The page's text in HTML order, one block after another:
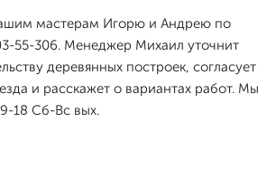
мастерам Игорю и Андрею по
55-306. Менеджер Михаил уточнит
деревянных построек, согласует
и расскажет о вариантах работ. Мы
18 Сб-Вс вых.